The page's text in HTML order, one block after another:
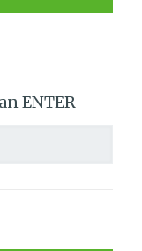
ENTER